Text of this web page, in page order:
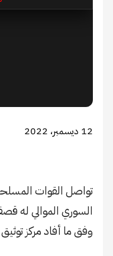
12 ديسمبر، 2022
تواصل القوات
السوري الموالي له
وفق ما أفاد مركز